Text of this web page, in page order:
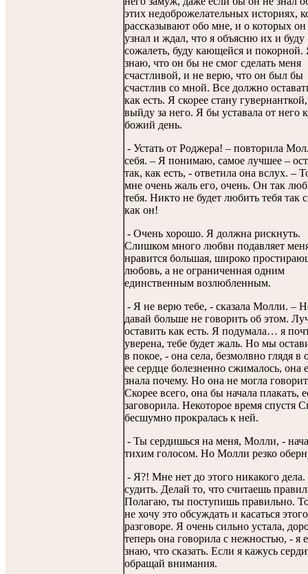
этих недоброжелательных историях,
рассказывают обо мне, и о которых
узнал и ждал, что я объясню их и буду
сожалеть, буду кающейся и покорной.
знаю, что он бы не смог сделать меня
счастливой, и не верю, что он был бы
счастлив со мной. Все должно
как есть. Я скорее стану
выйду за него. Я бы уставала от него
божий день.
- Устать от Роджера! – повторила
себя. – Я понимаю, самое лучшее –
так, как есть, - ответила она вслух. –
мне очень жаль его, очень. Он так
тебя. Никто не будет любить тебя так
как он!
- Очень хорошо. Я должна рискнуть.
Слишком много любви подавляет
нравится большая, широко
любовь, а не ограниченная одним
единственным возлюбленным.
- Я не верю тебе, - сказала Молли. –
давай больше не говорить об этом.
оставить как есть. Я подумала… я
уверена, тебе будет жаль. Но мы
в покое, - она села, безмолвно глядя в
ее сердце болезненно сжималось, она
знала почему. Но она не могла
Скорее всего, она бы начала плакать,
заговорила. Некоторое время спустя
бесшумно прокралась к ней.
- Ты сердишься на меня, Молли, -
тихим голосом. Но Молли резко
- Я?! Мне нет до этого никакого дела.
судить. Делай то, что считаешь
Полагаю, ты поступишь правильно.
не хочу это обсуждать и касаться
разговоре. Я очень сильно устала,
теперь она говорила с нежностью, - я
знаю, что сказать. Если я кажусь
обращай внимания.